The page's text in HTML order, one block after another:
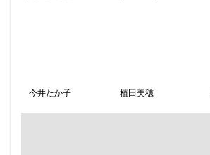
今井たか子 植田美穂